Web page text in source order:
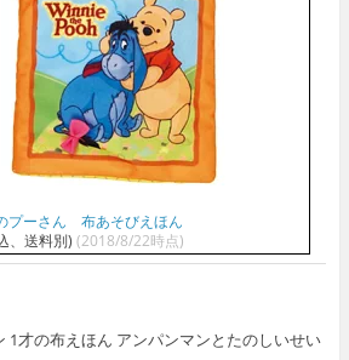
プーさん 布あそびえほん
、送料別) (2018/8/22時点)
1才の布えほん アンパンマンとたのしいせい